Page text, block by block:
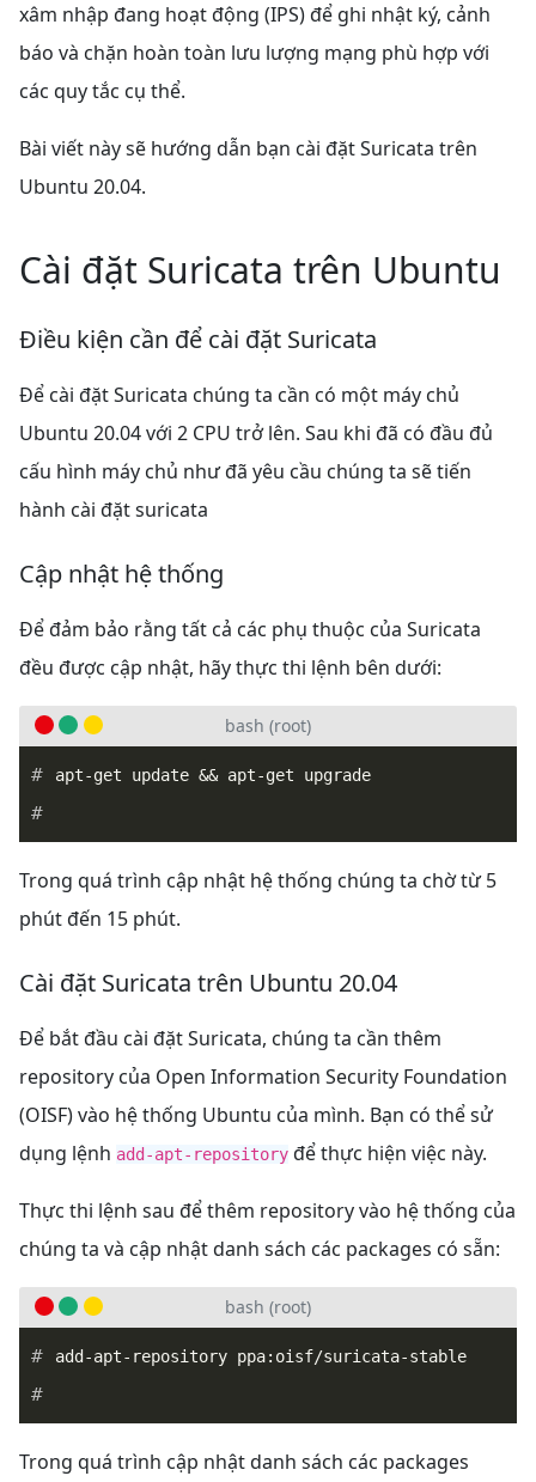
xâm nhập đang hoạt động (IPS) để ghi nhật ký, cảnh
báo và chặn hoàn toàn lưu lượng mạng phù hợp với
các quy tắc cụ thể.
Bài viết này sẽ hướng dẫn bạn cài đặt Suricata trên
Ubuntu 20.04.
Cài đặt Suricata trên Ubuntu
Điều kiện cần để cài đặt Suricata
Để cài đặt Suricata chúng ta cần có một máy chủ
Ubuntu 20.04 với 2 CPU trở lên. Sau khi đã có đầu đủ
cấu hình máy chủ như đã yêu cầu chúng ta sẽ tiến
hành cài đặt suricata
Cập nhật hệ thống
Để đảm bảo rằng tất cả các phụ thuộc của Suricata
đều được cập nhật, hãy thực thi lệnh bên dưới:
bash (root)
Trong quá trình cập nhật hệ thống chúng ta chờ từ 5
phút đến 15 phút.
Cài đặt Suricata trên Ubuntu 20.04
Để bắt đầu cài đặt Suricata, chúng ta cần thêm
repository của Open Information Security Foundation
(OISF) vào hệ thống Ubuntu của mình. Bạn có thể sử
dụng lệnh add-apt-repository để thực hiện việc này.
Thực thi lệnh sau để thêm repository vào hệ thống của
chúng ta và cập nhật danh sách các packages có sẵn:
bash (root)
Trong quá trình cập nhật danh sách các packages